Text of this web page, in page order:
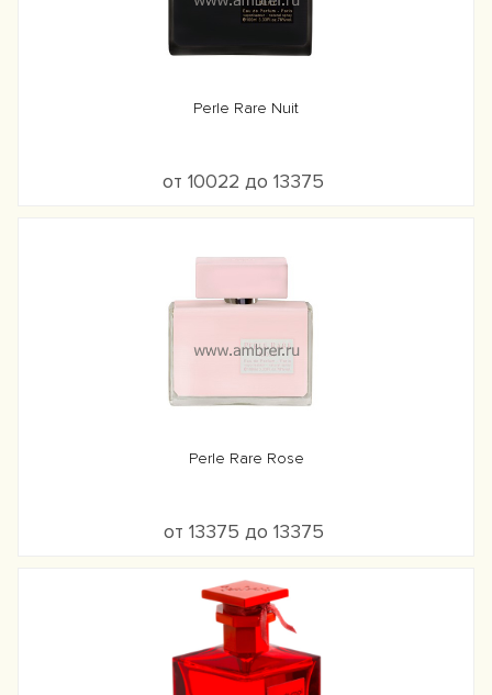
Perle Rare Nuit
от 10022 до 13375
Perle Rare Rose
от 13375 до 13375